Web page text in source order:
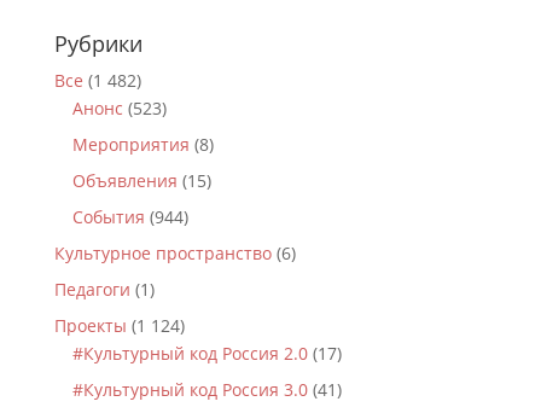
Рубрики
Все (1 482)
Анонс (523)
Мероприятия (8)
Объявления (15)
События (944)
Культурное пространство(6)
Педагоги (1)
Проекты (1 124)
#Культурный код Россия 2.0(17)
#Культурный код Россия 3.0(41)